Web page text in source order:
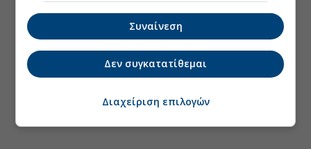
Συναίνεση
Δεν συγκατατίθεμαι
Διαχείριση επιλογών